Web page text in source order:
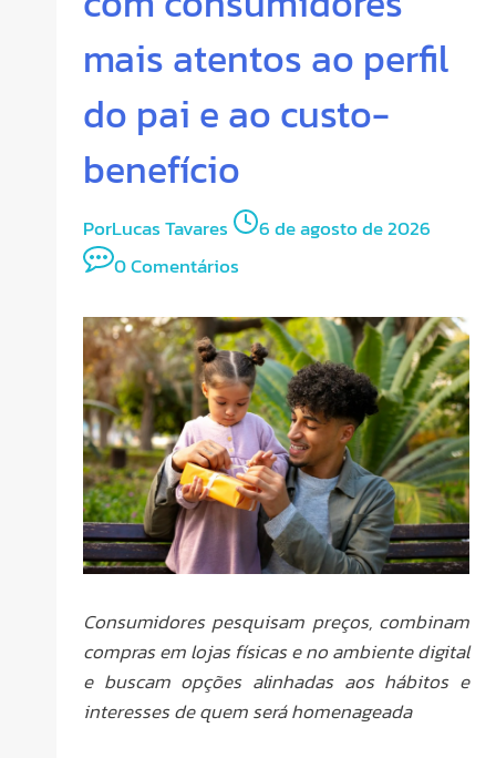
mais atentos ao perfil
do pai e ao custo-
benefício
PorLucas Tavares
6 de agosto de 2026
0 Comentários
Consumidores pesquisam preços, combinam
compras em lojas físicas e no ambiente digital
e buscam opções alinhadas aos hábitos e
interesses de quem será homenageada